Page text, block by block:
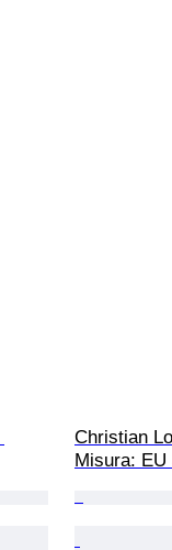
Christian
Misura: EU